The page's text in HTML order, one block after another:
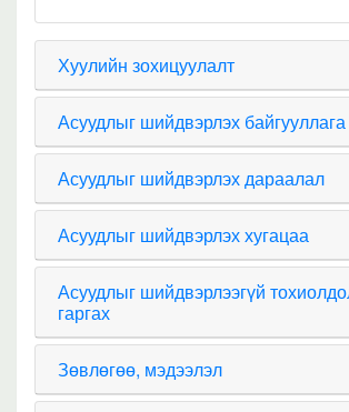
Хуулийн зохицуулалт
Асуудлыг шийдвэрлэх байгууллага
Асуудлыг шийдвэрлэх дараалал
Асуудлыг шийдвэрлэх хугацаа
Асуудлыг шийдвэрлээгүй
гаргах
Зөвлөгөө, мэдээлэл